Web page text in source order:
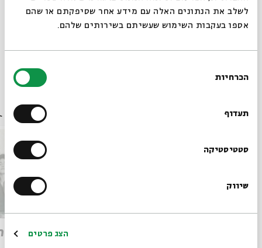
לשלב את הנתונים האלה עם מידע אחר שסיפקתם או שהם
אספו בעקבות השימוש שעשיתם בשירותים שלהם.
הסכמה
הכרחיות
תעדוף
סטטיסטיקה
שיווק
הצג פרטים
הרב דני סגל יגל הרוש מוזיקה בירושלים קבלת שבת פיוטים בעברית
קבלת